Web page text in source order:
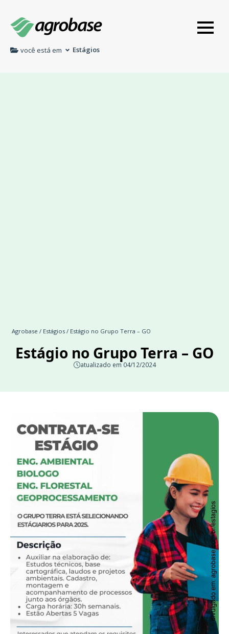
você está em Estágios
Agrobase / Estágios / Estágio no Grupo Terra – GO
Estágio no Grupo Terra – GO
atualizado em 04/12/2024